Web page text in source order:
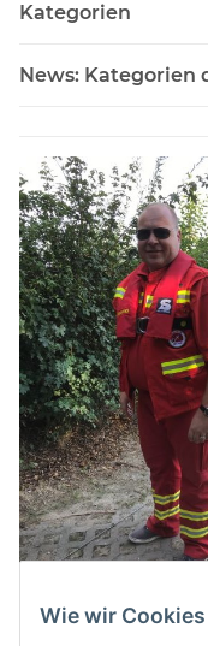
Wie wir
Kategorien
News: Kategorien